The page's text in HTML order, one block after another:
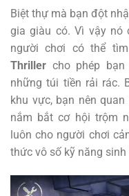
Biệt thự mà bạn đột
gia giàu có. Vì vậy
người chơi có thể
Thriller cho phép
những túi tiền rải rác.
khu vực, bạn nên
nắm bắt cơ hội trộm
luôn cho người chơi
thức vô số kỹ năng sinh